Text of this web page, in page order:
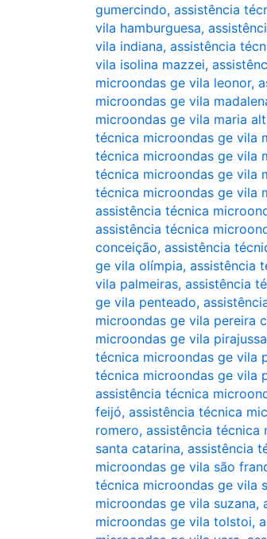
gumercindo, assistência
vila hamburguesa,
vila indiana, assistência
vila isolina mazzei,
microondas ge vila leonor,
microondas ge vila
microondas ge vila maria
técnica microondas ge vila
técnica microondas ge vila
técnica microondas ge vila
técnica microondas ge vila
assistência técnica
assistência técnica
conceição, assistência
ge vila olímpia, assistência
vila palmeiras, assistência
ge vila penteado,
microondas ge vila pereira
microondas ge vila
técnica microondas ge vila
técnica microondas ge vila
assistência técnica
feijó, assistência técnica
romero, assistência técnica
santa catarina, assistência
microondas ge vila são
técnica microondas ge vila
microondas ge vila suzana,
microondas ge vila tolstoi,